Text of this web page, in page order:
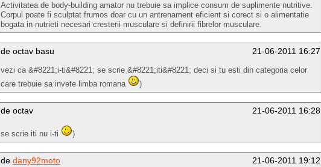
Activitatea de body-building amator nu trebuie sa implice consum de suplimente nutritive.
Corpul poate fi sculptat frumos doar cu un antrenament eficient si corect si o alimentatie
bogata in nutrieti necesari cresterii musculare si definirii fibrelor musculare.
21-06-2011 16:27
de octav basu
vezi ca &#8221;i-ti&#8221; se scrie &#8221;iti&#8221; deci si tu esti din categoria celor
care trebuie sa invete limba romana
)
21-06-2011 16:28
de octav
se scrie iti nu i-ti )
21-06-2011 19:12
de dany92moto